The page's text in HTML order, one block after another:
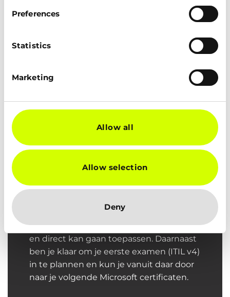
Preferences
Statistics
Marketing
Allow all
Allow selection
Deny
ONDERDEEL 1
IT KENNIS
ervaring leer jij precies wat er nodig is om
te kunnen starten op een IT-support
maken! De onderwerpen die aanbod
een deur open waardoor jij de IT-wereld
combineren theorie met praktijk
waardoor jij alle kennis beter onthoudt
en direct kan gaan toepassen. Daarnaast
ben je klaar om je eerste examen (ITIL v4)
in te plannen en kun je vanuit daar door
naar je volgende Microsoft certificaten.